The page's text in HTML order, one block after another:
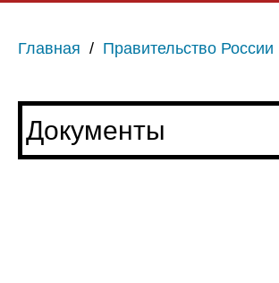
Главная / Правительство России